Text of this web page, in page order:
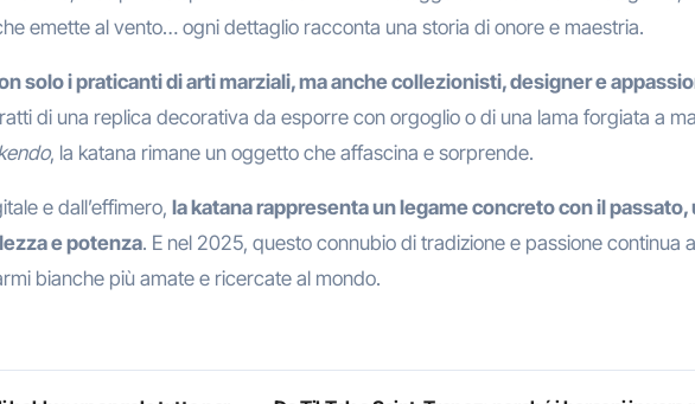
emette al vento… ogni dettaglio racconta una storia di onore e maestria.
solo i praticanti di arti marziali, ma anche collezionisti, designer e
di una replica decorativa da esporre con orgoglio o di una lama forgiata a
, la katana rimane un oggetto che affascina e sorprende.
e dall’effimero, la katana rappresenta un legame concreto con il passato,
e potenza. E nel 2025, questo connubio di tradizione e passione continua a
bianche più amate e ricercate al mondo.